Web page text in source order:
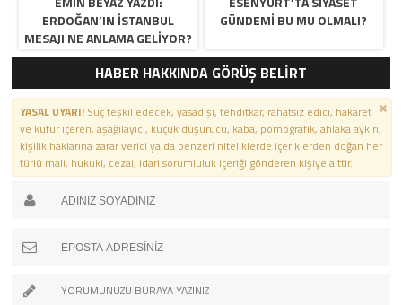
ERDOĞAN’IN İSTANBUL
MESAJI NE ANLAMA GELIYOR?
GÜNDEMI BU MU OLMALI?
HABER HAKKINDA GÖRÜŞ BELİRT
YASAL UYARI! Suç teşkil edecek, yasadışı, tehditkar, rahatsız edici, hakaret
ve küfür içeren, aşağılayıcı, küçük düşürücü, kaba, pornografik, ahlaka aykırı,
kişilik haklarına zarar verici ya da benzeri niteliklerde içeriklerden doğan her
türlü mali, hukuki, cezai, idari sorumluluk içeriği gönderen kişiye aittir.